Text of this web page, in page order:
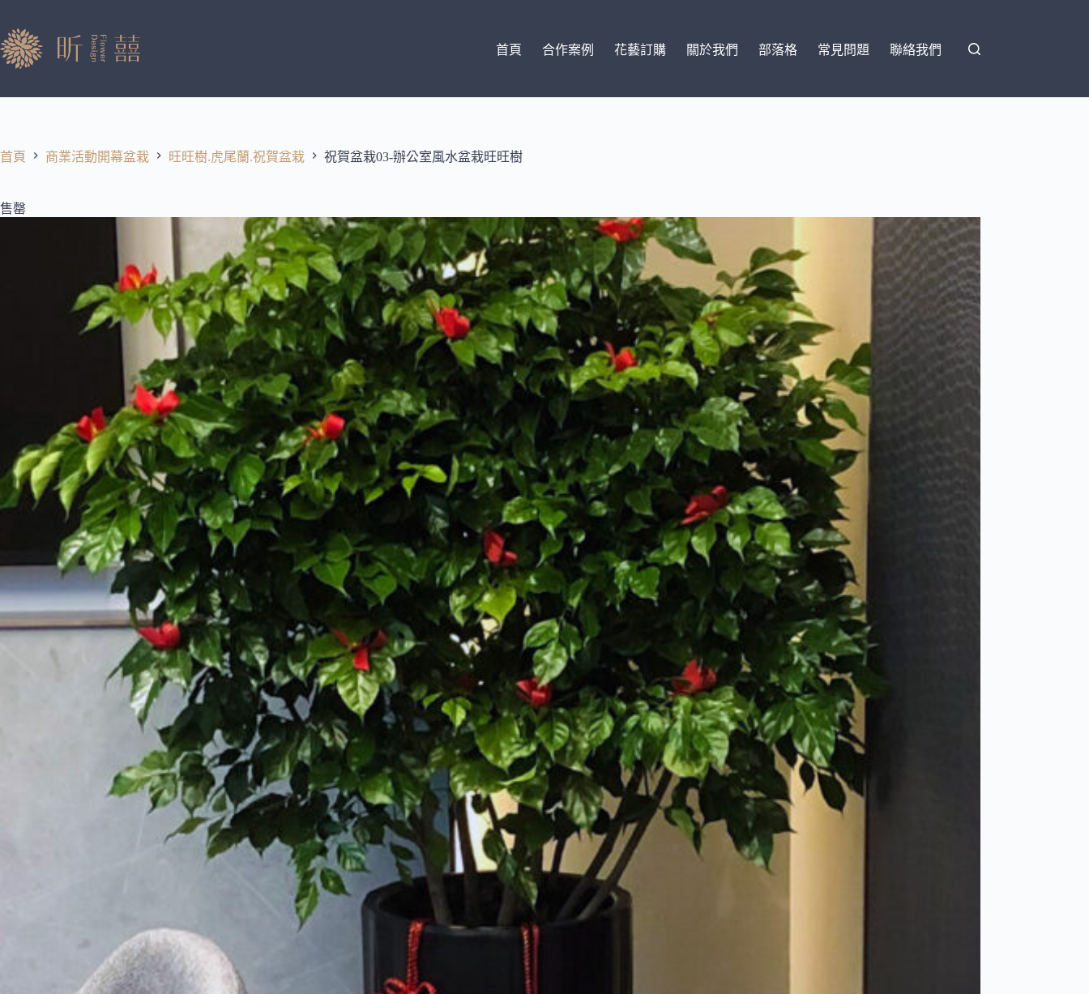
至
主
要
首頁 合作案例 花藝訂購 關於我們 部落格 常見問題 聯絡我們
首頁 商業活動開幕盆栽 旺旺樹.虎尾蘭.祝賀盆栽 祝賀盆栽03-辦公室風水盆栽旺旺樹
售罄